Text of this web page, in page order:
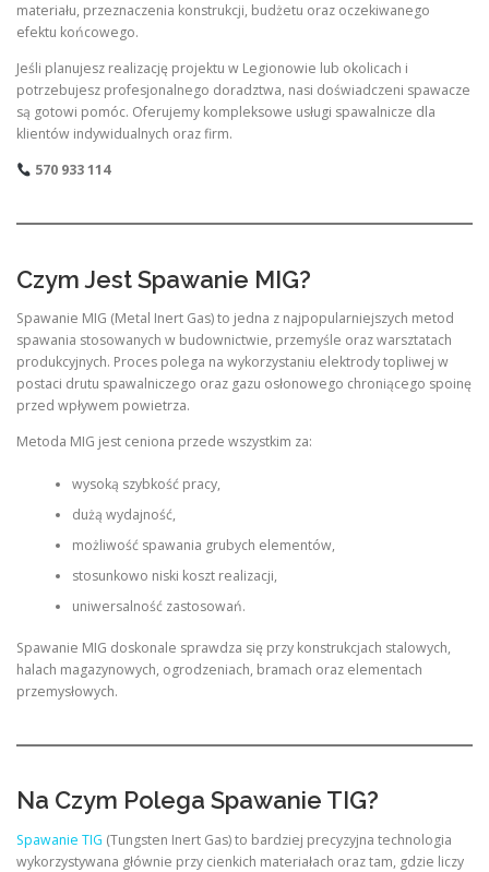
materiału, przeznaczenia konstrukcji, budżetu oraz oczekiwanego
efektu końcowego.
Jeśli planujesz realizację projektu w Legionowie lub okolicach i
potrzebujesz profesjonalnego doradztwa, nasi doświadczeni spawacze
są gotowi pomóc. Oferujemy kompleksowe usługi spawalnicze dla
klientów indywidualnych oraz firm.
570 933 114
Czym Jest Spawanie MIG?
Spawanie MIG (Metal Inert Gas) to jedna z najpopularniejszych metod
spawania stosowanych w budownictwie, przemyśle oraz warsztatach
produkcyjnych. Proces polega na wykorzystaniu elektrody topliwej w
postaci drutu spawalniczego oraz gazu osłonowego chroniącego spoinę
przed wpływem powietrza.
Metoda MIG jest ceniona przede wszystkim za:
wysoką szybkość pracy,
dużą wydajność,
możliwość spawania grubych elementów,
stosunkowo niski koszt realizacji,
uniwersalność zastosowań.
Spawanie MIG doskonale sprawdza się przy konstrukcjach stalowych,
halach magazynowych, ogrodzeniach, bramach oraz elementach
przemysłowych.
Na Czym Polega Spawanie TIG?
Spawanie TIG (Tungsten Inert Gas) to bardziej precyzyjna technologia
wykorzystywana głównie przy cienkich materiałach oraz tam, gdzie liczy